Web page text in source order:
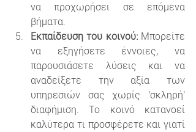
να προχωρήσει σε επόμενα
βήματα.
Εκπαίδευση του κοινού: Μπορείτε
να εξηγήσετε έννοιες, να
παρουσιάσετε λύσεις και να
αναδείξετε την αξία των
υπηρεσιών σας χωρίς 'σκληρή'
διαφήμιση. Το κοινό κατανοεί
καλύτερα τι προσφέρετε και γιατί